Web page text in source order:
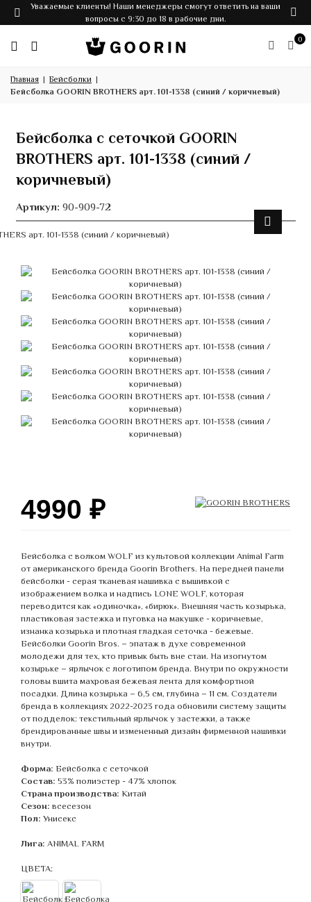
Уважаемые клиенты! Наши менеджеры смогут ответить на ваши
вопросы с 9:30 до 18 в рабочие дни.
0
Главная
Бейсболки
Бейсболка GOORIN BROTHERS арт. 101-1338 (синий / коричневый)
Бейсболка с сеточкой GOORIN
BROTHERS арт. 101-1338 (синий /
коричневый)
Артикул: 90-909-72
4990 ₽
Бейсболка с волком WOLF из культовой коллекции Animal Farm
от американского бренда Goorin Brothers. На передней панели
бейсболки - серая тканевая нашивка с вышивкой с
изображением волка и надпись LONE WOLF, которая
переводится как «одиночка», «бирюк». Внешняя часть козырька,
пластиковая застежка и пуговка на макушке - коричневые,
изнанка козырька и плотная гладкая сеточка - бежевые.
Бейсболки Goorin Bros. – эпатаж в духе современной
молодежи для тех, кто привык быть вне стаи. На изогнутом
козырьке – ярлычок с логотипом бренда. Внутри по окружности
головы вшита махровая бежевая лента для комфортной
посадки. Длина козырька – 6,5 см, глубина – 11 см. Создатели
бренда в коллекциях 2022-2023 года обновили систему защиты
от подделок: текстильный ярлычок у застежки, а также
брендированные швы и измененный дизайн фирменной нашивки
внутри.
Форма: Бейсболка с сеточкой
Состав: 53% полиэстер - 47% хлопок
Страна производства: Китай
Сезон: всесезон
Пол: Унисекс
Лига: ANIMAL FARM
ЦВЕТА: